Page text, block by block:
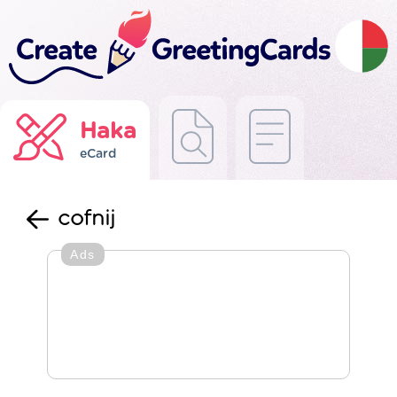
Haka
eCard
cofnij
Ads